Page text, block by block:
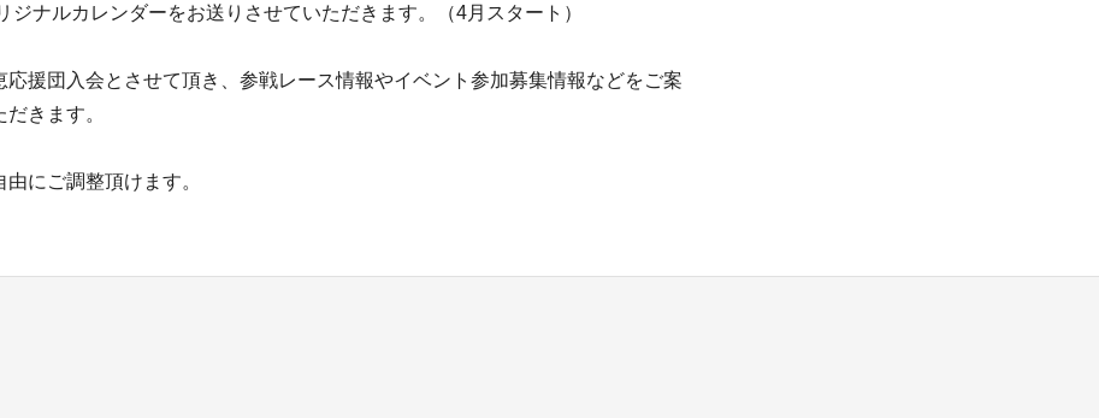
ジナルカレンダーをお送りさせていただきます。（4月スタート）
応援団入会とさせて頂き、参戦レース情報やイベント参加募集情報などをご案
きます。
にご調整頂けます。